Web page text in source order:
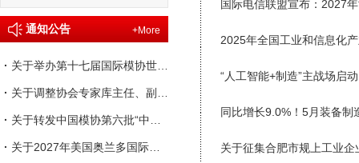
+More
通知公告
· 关于举办第十七届国际模协世界大会的通知
· 关于调整协会专家库主任、副主任人选的通知
· 关于转发中国模协第六批“中国模具行业企业信用等级评价”申报工作的通知
· 关于2027年美国奥兰多国际塑料展览会（NPE）参展的邀请函
国际电信联盟宣布：2027
2025年全国工业和信息化
“人工智能+制造”主战场启
同比增长9.0%！5月装备制